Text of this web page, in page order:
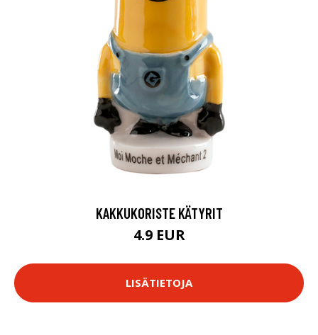
KAKKUKORISTE KÄTYRIT
4.9 EUR
LISÄTIETOJA